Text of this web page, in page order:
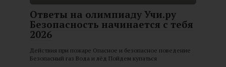
Ответы на олимпиаду Учи.ру
Безопасность начинается с тебя
2026
Действия при пожаре Опасное и безопасное поведение
Безопасный газ Вода и лёд Пойдем купаться